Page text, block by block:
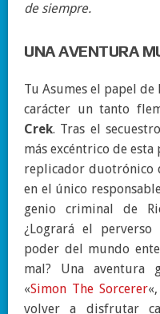
de siempre.
UNA AVENTURA
Tu Asumes el papel
carácter un tanto
Crek. Tras el
más excéntrico de
replicador duotrónico
en el único
genio criminal de
¿Logrará el perverso
poder del mundo
mal? Una aventura
«Simon The Sorcerer
volver a disfrutar